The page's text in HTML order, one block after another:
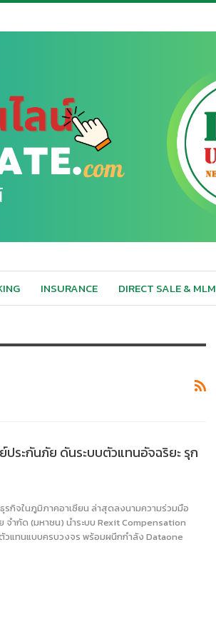
INSURANCE DIRECT SALE & MLM
ประกันภัย ดันระบบตัวแทนอัจฉริยะ รุก
รกิจในภูมิภาคอาเซียน ล่าสุดลงนามความร่วมมือ
จำกัด (มหาชน) นำระบบ Rexit Compensation
แทนแบบครบวงจร พร้อมผนึกกำลัง Dataone